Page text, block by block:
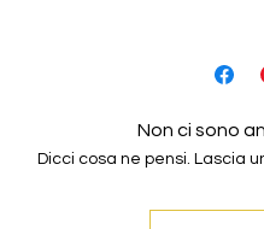
Non ci sono
Dicci cosa ne pensi. Lascia